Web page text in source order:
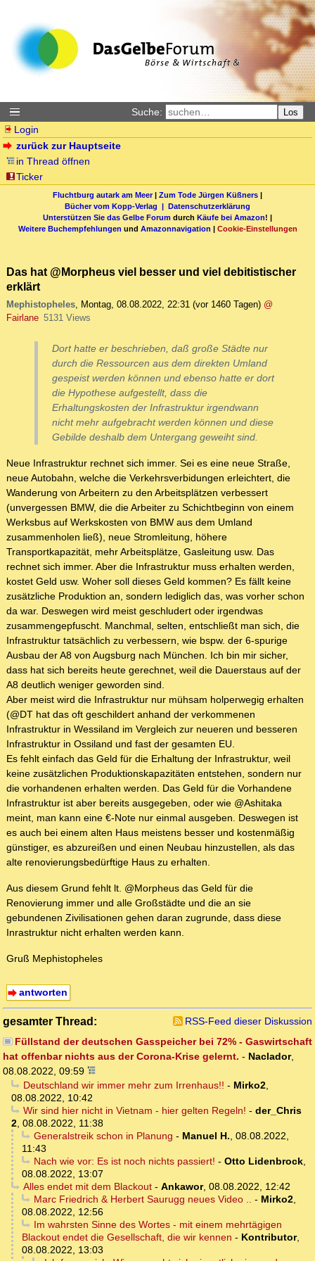
Suche: Los
Login
zurück zur Hauptseite
in Thread öffnen
Ticker
Fluchtburg autark am Meer| Zum Tode Jürgen Küßners |
Bücher vom Kopp-Verlag | Datenschutzerklärung
Unterstützen Sie das Gelbe Forum durch Käufe bei Amazon! |
Weitere Buchempfehlungen und Amazonnavigation | Cookie-Einstellungen
Das hat @Morpheus viel besser und viel debitistischer
erklärt
Mephistopheles, Montag, 08.08.2022, 22:31 (vor 1460 Tagen) @
Fairlane 5131 Views
Dort hatte er beschrieben, daß große Städte nur
durch die Ressourcen aus dem direkten Umland
gespeist werden können und ebenso hatte er dort
die Hypothese aufgestellt, dass die
Erhaltungskosten der Infrastruktur irgendwann
nicht mehr aufgebracht werden können und diese
Gebilde deshalb dem Untergang geweiht sind.
Neue Infrastruktur rechnet sich immer. Sei es eine neue Straße,
neue Autobahn, welche die Verkehrsverbidungen erleichtert, die
Wanderung von Arbeitern zu den Arbeitsplätzen verbessert
(unvergessen BMW, die die Arbeiter zu Schichtbeginn von einem
Werksbus auf Werkskosten von BMW aus dem Umland
zusammenholen ließ), neue Stromleitung, höhere
Transportkapazität, mehr Arbeitsplätze, Gasleitung usw. Das
rechnet sich immer. Aber die Infrastruktur muss erhalten werden,
kostet Geld usw. Woher soll dieses Geld kommen? Es fällt keine
zusätzliche Produktion an, sondern lediglich das, was vorher schon
da war. Deswegen wird meist geschludert oder irgendwas
zusammengepfuscht. Manchmal, selten, entschließt man sich, die
Infrastruktur tatsächlich zu verbessern, wie bspw. der 6-spurige
Ausbau der A8 von Augsburg nach München. Ich bin mir sicher,
dass hat sich bereits heute gerechnet, weil die Dauerstaus auf der
A8 deutlich weniger geworden sind.
Aber meist wird die Infrastruktur nur mühsam holperwegig erhalten
(@DT hat das oft geschildert anhand der verkommenen
Infrastruktur in Wessiland im Vergleich zur neueren und besseren
Infrastruktur in Ossiland und fast der gesamten EU.
Es fehlt einfach das Geld für die Erhaltung der Infrastruktur, weil
keine zusätzlichen Produktionskapazitäten entstehen, sondern nur
die vorhandenen erhalten werden. Das Geld für die Vorhandene
Infrastruktur ist aber bereits ausgegeben, oder wie @Ashitaka
meint, man kann eine €-Note nur einmal ausgeben. Deswegen ist
es auch bei einem alten Haus meistens besser und kostenmäßig
günstiger, es abzureißen und einen Neubau hinzustellen, als das
alte renovierungsbedürftige Haus zu erhalten.
Aus diesem Grund fehlt lt. @Morpheus das Geld für die
Renovierung immer und alle Großstädte und die an sie
gebundenen Zivilisationen gehen daran zugrunde, dass diese
Inrastruktur nicht erhalten werden kann.
Gruß Mephistopheles
antworten
gesamter Thread:
RSS-Feed dieser Diskussion
Füllstand der deutschen Gasspeicher bei 72% - Gaswirtschaft
hat offenbar nichts aus der Corona-Krise gelernt. - Naclador,
08.08.2022, 09:59
Deutschland wir immer mehr zum Irrenhaus!! - Mirko2,
08.08.2022, 10:42
Wir sind hier nicht in Vietnam - hier gelten Regeln! - der_Chris
2, 08.08.2022, 11:38
Generalstreik schon in Planung - Manuel H., 08.08.2022,
11:43
Nach wie vor: Es ist noch nichts passiert! - Otto Lidenbrock,
08.08.2022, 13:07
Alles endet mit dem Blackout- Ankawor, 08.08.2022, 12:42
Marc Friedrich & Herbert Saurugg neues Video .. - Mirko2,
08.08.2022, 12:56
Im wahrsten Sinne des Wortes - mit einem mehrtägigen
Blackout endet die Gesellschaft, die wir kennen - Kontributor,
08.08.2022, 13:03